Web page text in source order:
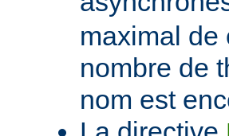
maximal de
nombre de
nom est